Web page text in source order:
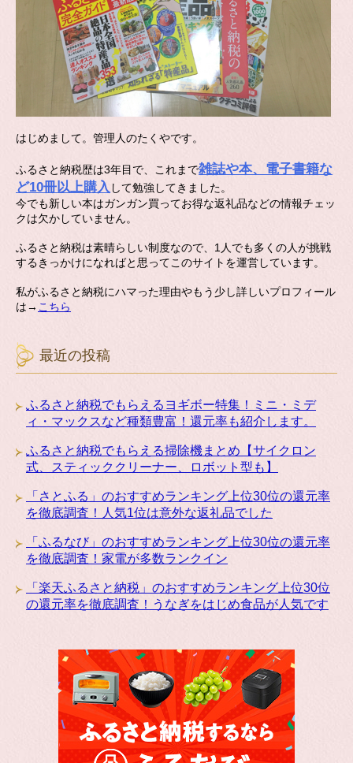
はじめまして。管理人のたくやです。
ふるさと納税歴は3年目で、これまで雑誌や本、電子書籍な
ど10冊以上購入 して勉強してきました。
今でも新しい本はガンガン買ってお得な返礼品などの情報チェッ
クは欠かしていません。
ふるさと納税は素晴らしい制度なので、1人でも多くの人が挑戦
するきっかけになればと思ってこのサイトを運営しています。
私がふるさと納税にハマった理由やもう少し詳しいプロフィール
は→ こちら
最近の投稿
ふるさと納税でもらえるヨギボー特集！ミニ・ミデ
ィ・マックスなど種類豊富！還元率も紹介します。
ふるさと納税でもらえる掃除機まとめ【サイクロン
式、スティッククリーナー、ロボット型も】
「さとふる」のおすすめランキング上位30位の還元率
を徹底調査！人気1位は意外な返礼品でした
「ふるなび」のおすすめランキング上位30位の還元率
を徹底調査！家電が多数ランクイン
「楽天ふるさと納税」のおすすめランキング上位30位
の還元率を徹底調査！うなぎをはじめ食品が人気です